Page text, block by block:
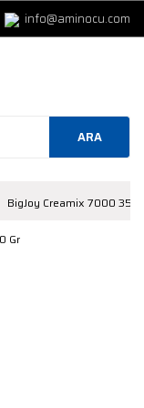
info@aminocu.com
ARA
BigJoy Creamix 7000 350